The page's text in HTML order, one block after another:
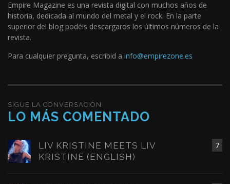
Empire Magazine es una revista digital con muchos años de
historia, dedicada al mundo del metal y el rock. En la parte
superior del blog podéis descargaros los últimos números de la
revista.
Para cualquier pregunta, escribid a info@empirezone.es
SIGUE LA CONVERSACIÓN
LO MÁS COMENTADO
7
LIV KRISTINE MEETS LIV
KRISTINE (ENGLISH)